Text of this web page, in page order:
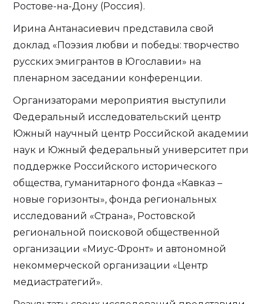
Ростове-на-Дону (Россия).
Ирина Антанасиевич представила свой
доклад «Поэзия любви и победы: творчество
русских эмигрантов в Югославии» на
пленарном заседании конференции.
Организаторами мероприятия выступили
Федеральный исследовательский центр
Южный научный центр Российской академии
наук и Южный федеральный университет при
поддержке Российского исторического
общества, гуманитарного фонда «Кавказ –
новые горизонты», фонда региональных
исследований «Страна», Ростовской
региональной поисковой общественной
организации «Миус-Фронт» и автономной
некоммерческой организации «Центр
медиастратегий».